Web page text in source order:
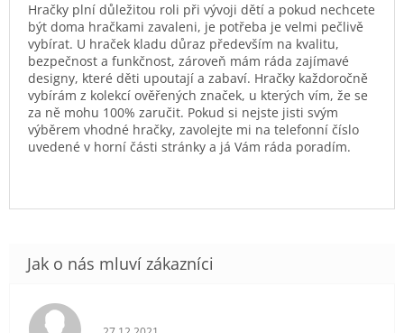
Hračky plní důležitou roli při vývoji dětí a pokud nechcete
být doma hračkami zavaleni, je potřeba je velmi pečlivě
vybírat. U hraček kladu důraz především na kvalitu,
bezpečnost a funkčnost, zároveň mám ráda zajímavé
designy, které děti upoutají a zabaví. Hračky každoročně
vybírám z kolekcí ověřených značek, u kterých vím, že se
za ně mohu 100% zaručit. Pokud si nejste jisti svým
výběrem vhodné hračky, zavolejte mi na telefonní číslo
uvedené v horní části stránky a já Vám ráda poradím.
Hodnocení obchodu je 5 z 5 hvězdiček.